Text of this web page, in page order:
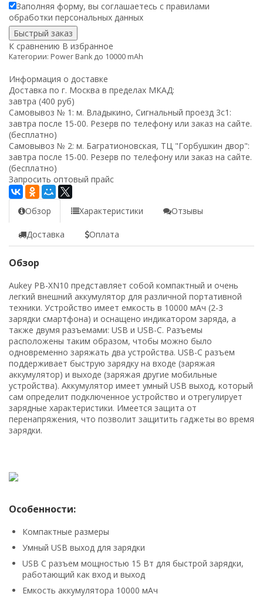
Заполняя форму, вы соглашаетесь с правилами
обработки персональных данных
К сравнению В избранное
Категории: Power Bank до 10000 mAh
Информация о доставке
Доставка по г. Москва в пределах МКАД:
завтра (400 руб)
Самовывоз № 1: м. Владыкино, Сигнальный проезд 3с1:
завтра после 15-00. Резерв по телефону или заказ на сайте.
(бесплатно)
Самовывоз № 2: м. Багратионовская, ТЦ "Горбушкин двор":
завтра после 15-00. Резерв по телефону или заказ на сайте.
(бесплатно)
Запросить оптовый прайс
Обзор Характеристики Отзывы
Доставка Оплата
Обзор
Aukey PB-XN10 представляет собой компактный и очень
легкий внешний аккумулятор для различной портативной
техники. Устройство имеет емкость в 10000 мАч (2-3
зарядки смартфона) и оснащено индикатором заряда, а
также двумя разъемами: USB и USB-C. Разъемы
расположены таким образом, чтобы можно было
одновременно заряжать два устройства. USB-C разъем
поддерживает быструю зарядку на входе (заряжая
аккумулятор) и выходе (заряжая другие мобильные
устройства). Аккумулятор имеет умный USB выход, который
сам определит подключенное устройство и отрегулирует
зарядные характеристики. Имеется защита от
перенапряжения, что позволит защитить гаджеты во время
зарядки.
Особенности:
Компактные размеры
Умный USB выход для зарядки
USB C разъем мощностью 15 Вт для быстрой зарядки,
работающий как вход и выход
Емкость аккумулятора 10000 мАч